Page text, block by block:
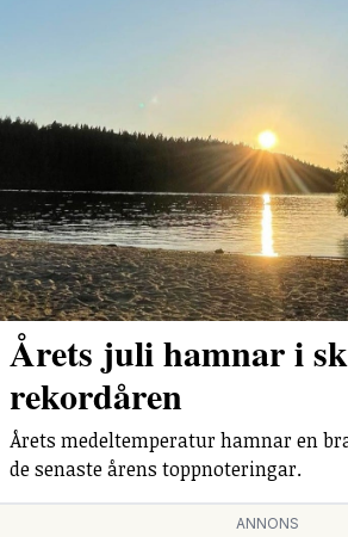
Årets juli hamnar i
rekordåren
Årets medeltemperatur hamnar en
de senaste årens toppnoteringar.
ANNONS